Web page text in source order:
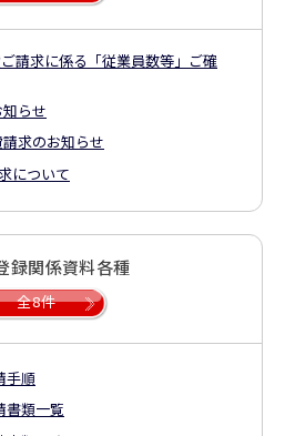
請求に係る「従業員数等」ご確
らせ
求のお知らせ
について
録関係資料各種
全8件
手順
書類一覧